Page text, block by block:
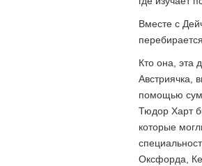
Вместе с
Кто она, эта
Австриячка,
помощью
Тюдор Харт
которые
Оксфорда,